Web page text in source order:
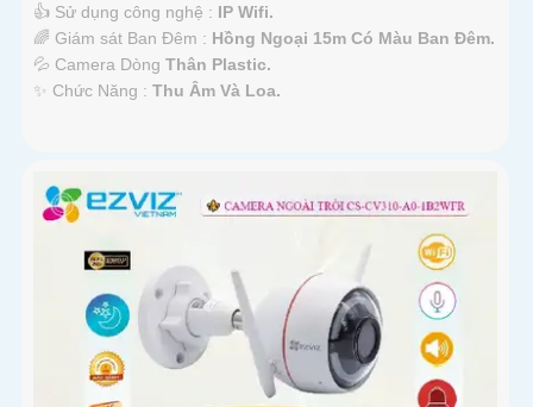
👍 Sử dụng công nghệ : IP Wifi.
🌈 Giám sát Ban Đêm : Hồng Ngoại 15m Có Màu Ban Ðêm.
💦 Camera Dòng Thân Plastic.
️✨ Chức Năng : Thu Âm Và Loa.